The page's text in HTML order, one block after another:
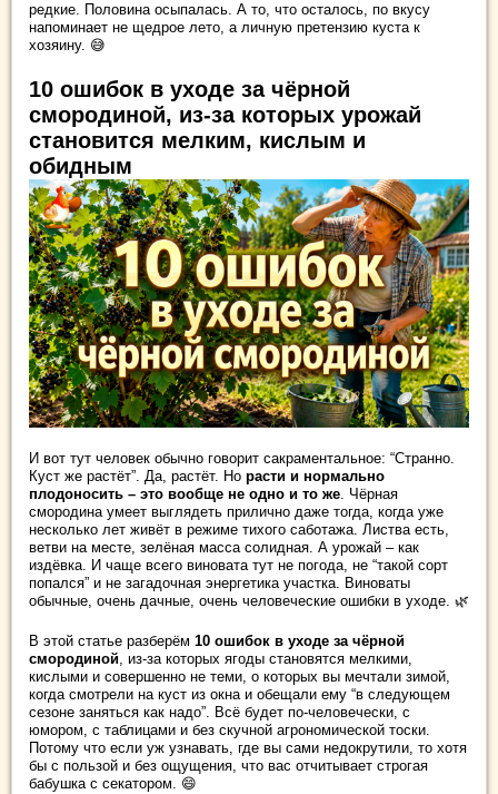
редкие. Половина осыпалась. А то, что осталось, по вкусу
напоминает не щедрое лето, а личную претензию куста к
хозяину. 😅
10 ошибок в уходе за чёрной
смородиной, из-за которых урожай
становится мелким, кислым и
обидным
И вот тут человек обычно говорит сакраментальное: “Странно.
Куст же растёт”. Да, растёт. Но расти и нормально
плодоносить – это вообще не одно и то же. Чёрная
смородина умеет выглядеть прилично даже тогда, когда уже
несколько лет живёт в режиме тихого саботажа. Листва есть,
ветви на месте, зелёная масса солидная. А урожай – как
издёвка. И чаще всего виновата тут не погода, не “такой сорт
попался” и не загадочная энергетика участка. Виноваты
обычные, очень дачные, очень человеческие ошибки в уходе. 🌿
В этой статье разберём 10 ошибок в уходе за чёрной
смородиной, из-за которых ягоды становятся мелкими,
кислыми и совершенно не теми, о которых вы мечтали зимой,
когда смотрели на куст из окна и обещали ему “в следующем
сезоне заняться как надо”. Всё будет по-человечески, с
юмором, с таблицами и без скучной агрономической тоски.
Потому что если уж узнавать, где вы сами недокрутили, то хотя
бы с пользой и без ощущения, что вас отчитывает строгая
бабушка с секатором. 😄